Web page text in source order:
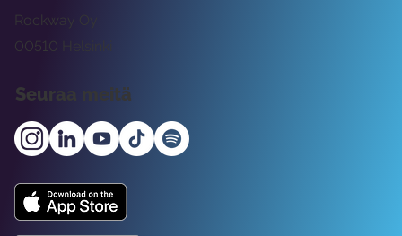
Rockway Oy
00510 Helsinki
Seuraa meitä